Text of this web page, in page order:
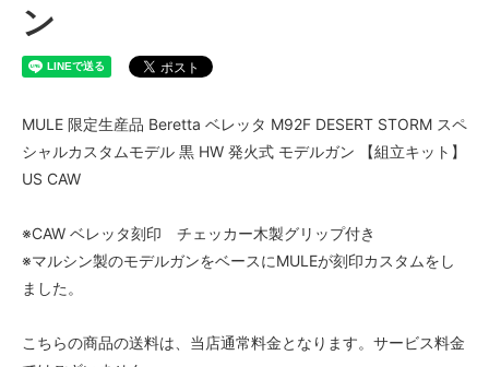
ン
MULE 限定生産品 Beretta ベレッタ M92F DESERT STORM スペ
シャルカスタムモデル 黒 HW 発火式 モデルガン 【組立キット】
US CAW
※CAW ベレッタ刻印 チェッカー木製グリップ付き
※マルシン製のモデルガンをベースにMULEが刻印カスタムをし
ました。
こちらの商品の送料は、当店通常料金となります。サービス料金